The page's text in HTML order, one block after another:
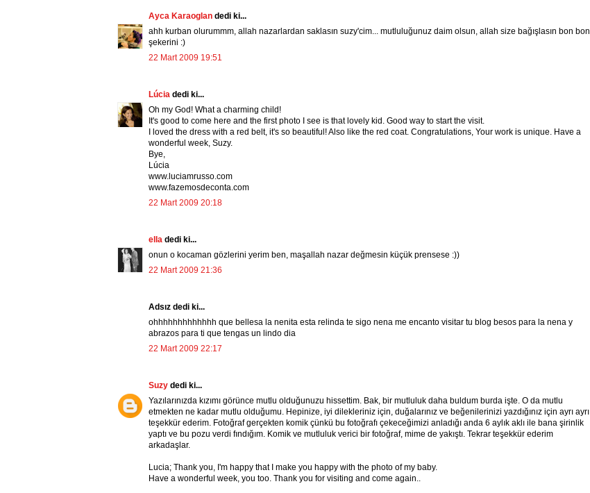
Ayca Karaoglan dedi ki...
ahh kurban olurummm, allah nazarlardan saklasın suzy'cim... mutluluğunuz daim olsun, allah size bağışlasın bon bon
şekerini :)
22 Mart 2009 19:51
Lúcia dedi ki...
Oh my God! What a charming child!
It's good to come here and the first photo I see is that lovely kid. Good way to start the visit.
I loved the dress with a red belt, it's so beautiful! Also like the red coat. Congratulations, Your work is unique. Have a
wonderful week, Suzy.
Bye,
Lúcia
www.luciamrusso.com
www.fazemosdeconta.com
22 Mart 2009 20:18
ella dedi ki...
onun o kocaman gözlerini yerim ben, maşallah nazar değmesin küçük prensese :))
22 Mart 2009 21:36
Adsız dedi ki...
ohhhhhhhhhhhhh que bellesa la nenita esta relinda te sigo nena me encanto visitar tu blog besos para la nena y
abrazos para ti que tengas un lindo dia
22 Mart 2009 22:17
Suzy dedi ki...
Yazılarınızda kızımı görünce mutlu olduğunuzu hissettim. Bak, bir mutluluk daha buldum burda işte. O da mutlu
etmekten ne kadar mutlu olduğumu. Hepinize, iyi dilekleriniz için, duğalarınız ve beğenilerinizi yazdığınız için ayrı ayrı
teşekkür ederim. Fotoğraf gerçekten komik çünkü bu fotoğrafı çekeceğimizi anladığı anda 6 aylık aklı ile bana şirinlik
yaptı ve bu pozu verdi fındığım. Komik ve mutluluk verici bir fotoğraf, mime de yakıştı. Tekrar teşekkür ederim
arkadaşlar.
Lucia; Thank you, I'm happy that I make you happy with the photo of my baby.
Have a wonderful week, you too. Thank you for visiting and come again..